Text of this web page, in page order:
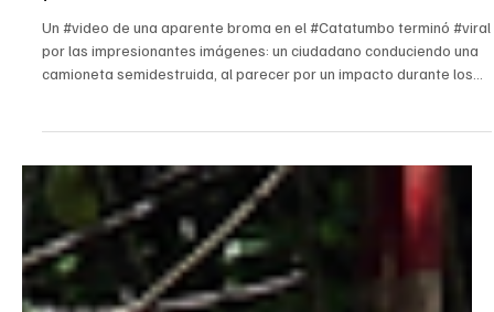
¡No es broma!Tibú SOS
Un #video de una aparente broma en el #Catatumbo terminó #viral
por las impresionantes imágenes: un ciudadano conduciendo una